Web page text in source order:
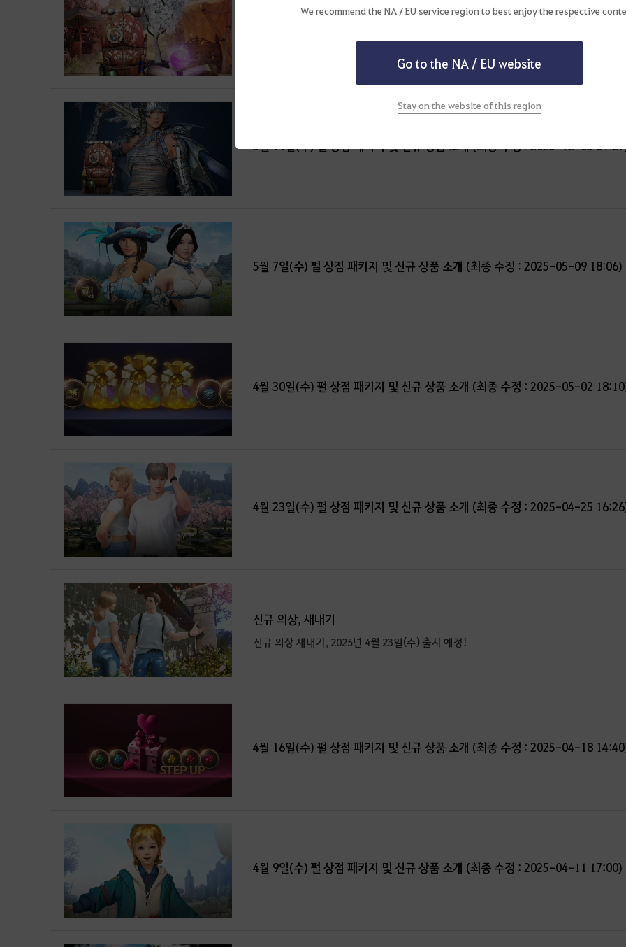
We recommend the NA / EU service region to best enjoy the respective
Go to the NA / EU website
Stay on the website of this region
5월 14일(수) 펄 상점 패키지 및 신규 상품 소개 (최종 수정 : 2025-12-03
5월 7일(수) 펄 상점 패키지 및 신규 상품 소개 (최종 수정 : 2025-05-09 18:06)
4월 30일(수) 펄 상점 패키지 및 신규 상품 소개 (최종 수정 : 2025-05-02
4월 23일(수) 펄 상점 패키지 및 신규 상품 소개 (최종 수정 : 2025-04-25
신규 의상, 새내기
신규 의상 새내기, 2025년 4월 23일(수) 출시 예정!
4월 16일(수) 펄 상점 패키지 및 신규 상품 소개 (최종 수정 : 2025-04-18
4월 9일(수) 펄 상점 패키지 및 신규 상품 소개 (최종 수정 : 2025-04-11 17:00)